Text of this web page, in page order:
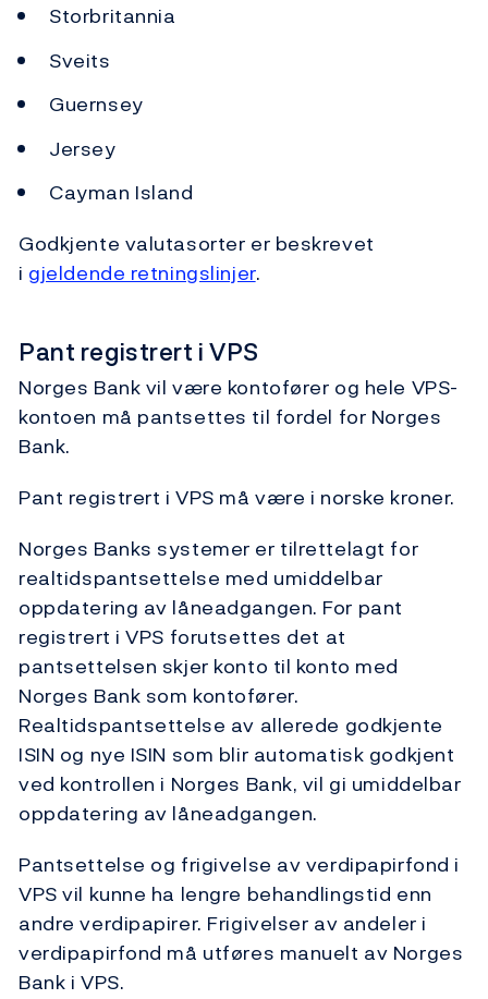
Storbritannia
Sveits
Guernsey
Jersey
Cayman Island
Godkjente valutasorter er beskrevet
i gjeldende retningslinjer.
Pant registrert i VPS
Norges Bank vil være kontofører og hele VPS-
kontoen må pantsettes til fordel for Norges
Bank.
Pant registrert i VPS må være i norske kroner.
Norges Banks systemer er tilrettelagt for
realtidspantsettelse med umiddelbar
oppdatering av låneadgangen. For pant
registrert i VPS forutsettes det at
pantsettelsen skjer konto til konto med
Norges Bank som kontofører.
Realtidspantsettelse av allerede godkjente
ISIN og nye ISIN som blir automatisk godkjent
ved kontrollen i Norges Bank, vil gi umiddelbar
oppdatering av låneadgangen.
Pantsettelse og frigivelse av verdipapirfond i
VPS vil kunne ha lengre behandlingstid enn
andre verdipapirer. Frigivelser av andeler i
verdipapirfond må utføres manuelt av Norges
Bank i VPS.